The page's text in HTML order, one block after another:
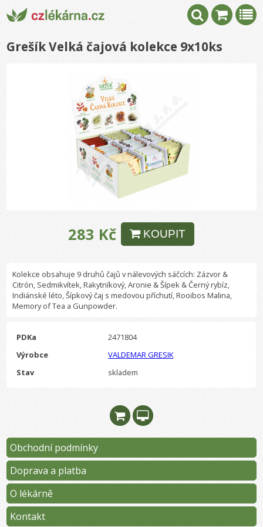
Grešík Velká čajová kolekce 9x10ks
283 Kč KOUPIT
Kolekce obsahuje 9 druhů čajů v nálevových sáčcích: Zázvor &
Citrón, Sedmikvítek, Rakytníkový, Aronie & Šípek & Černý rybíz,
Indiánské léto, Šípkový čaj s medovou příchutí, Rooibos Malina,
Memory of Tea a Gunpowder.
PDKa
2471804
Výrobce
VALDEMAR GRESIK
Stav
skladem
Obchodní podmínky
Doprava a platba
O lékárně
Kontakt